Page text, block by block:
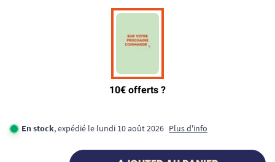
En stock, expédié le lundi 10 août 2026 Plus d'info